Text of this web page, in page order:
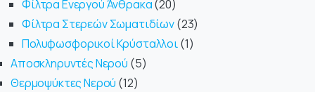
Φίλτρα Ενεργού Άνθρακα 20
Φίλτρα Στερεών Σωματιδίων 23
Πολυφωσφορικοί Κρύσταλλοι 1
Αποσκληρυντές Νερού 5
Θερμοψύκτες Νερού 12